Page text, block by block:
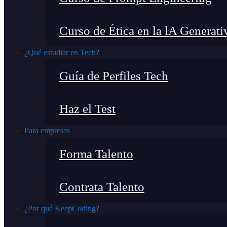
Curso de Ética en la lA
¿Qué estudiar en Tech?
Guía de Perfiles Tech
Haz el Test
Para empresas
Forma Talento
Contrata Talento
¿Por qué KeepCoding?